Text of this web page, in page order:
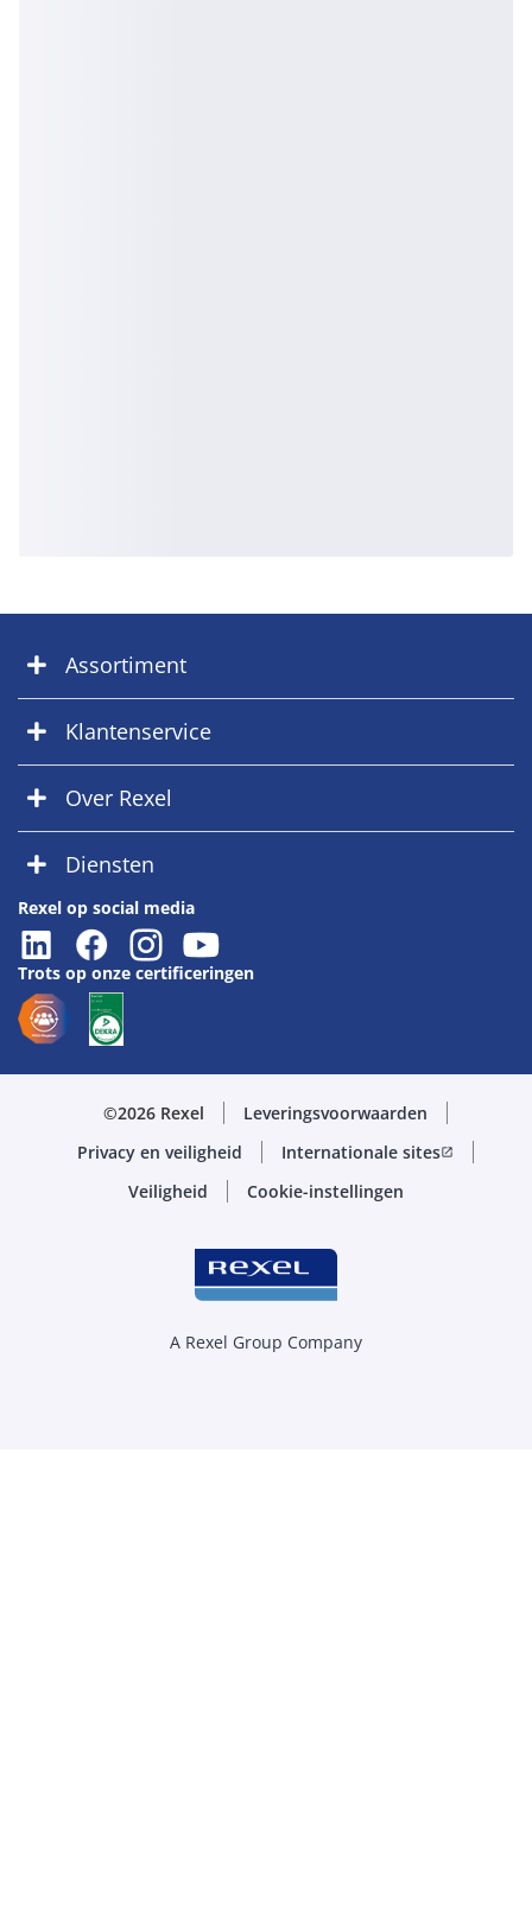
Assortiment
Klantenservice
Over Rexel
Diensten
Rexel op social media
Trots op onze certificeringen
©2026 Rexel
Leveringsvoorwaarden
Privacy en veiligheid
Internationale sitesopen_in_new
Veiligheid Cookie-instellingen
A Rexel Group Company